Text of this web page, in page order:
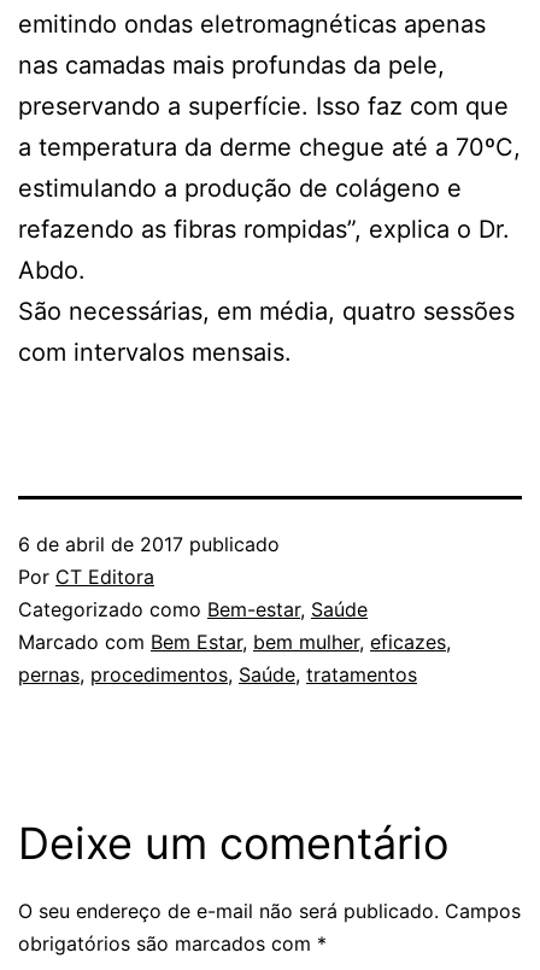
emitindo ondas eletromagnéticas apenas
nas camadas mais profundas da pele,
preservando a superfície. Isso faz com que
a temperatura da derme chegue até a 70ºC,
estimulando a produção de colágeno e
refazendo as fibras rompidas”, explica o Dr.
Abdo.
São necessárias, em média, quatro sessões
com intervalos mensais.
6 de abril de 2017 publicado
Por CT Editora
Categorizado como Bem-estar, Saúde
Marcado com Bem Estar, bem mulher, eficazes,
pernas, procedimentos, Saúde, tratamentos
Deixe um comentário
O seu endereço de e-mail não será publicado. Campos
obrigatórios são marcados com *